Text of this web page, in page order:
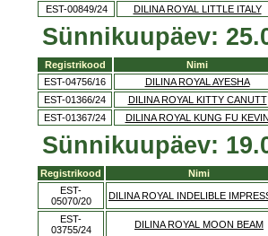
EST-00849/24
DILINA ROYAL LITTLE ITALY
Sünnikuupäev:
Registrikood Nimi
EST-04756/16
DILINA ROYAL AYESHA
EST-01366/24
DILINA ROYAL KITTY CANUTT
EST-01367/24
DILINA ROYAL KUNG FU KEVIN
Sünnikuupäev:
Registrikood Nimi
EST-
05070/20
DILINA ROYAL INDELIBLE
EST-
03755/24
DILINA ROYAL MOON BEAM